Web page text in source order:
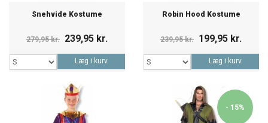
Snehvide Kostume
279,95 kr. 239,95 kr.
Læg i kurv
Robin Hood Kostume
239,95 kr. 199,95 kr.
Læg i kurv
- 15%